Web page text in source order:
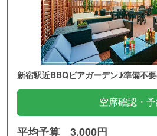
新宿駅近BBQビアガーデン♪準備不
空席確認・
平均予算 3,000円